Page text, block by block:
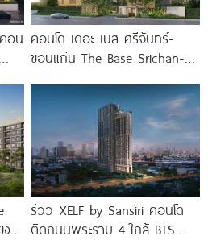
อน คอนโด เดอะ เบส ศรีจันทร์-
ขอนแก่น The Base Srichan-
ขอนแก่น
ง
รีวิว XELF by Sansiri คอนโด
ติดถนนพระราม 4 ใกล้ BTS